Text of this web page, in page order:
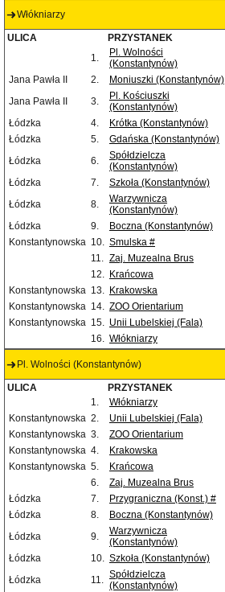
Włókniarzy
ULICA PRZYSTANEK
1.
Pl. Wolności
(Konstantynów)
Jana Pawła II 2. Moniuszki (Konstantynów)
Jana Pawła II
3.
Pl. Kościuszki
(Konstantynów)
Łódzka 4. Krótka (Konstantynów)
Łódzka
5. Gdańska (Konstantynów)
Łódzka
6.
Spółdzielcza
(Konstantynów)
Łódzka 7.
Szkoła (Konstantynów)
Łódzka
8.
Warzywnicza
(Konstantynów)
Łódzka 9. Boczna (Konstantynów)
Konstantynowska 10. Smulska #
11. Zaj. Muzealna Brus
12. Krańcowa
Konstantynowska 13. Krakowska
Konstantynowska 14. ZOO Orientarium
Konstantynowska 15. Unii Lubelskiej (Fala)
16. Włókniarzy
Pl. Wolności (Konstantynów)
ULICA PRZYSTANEK
1.
Włókniarzy
Konstantynowska 2. Unii Lubelskiej (Fala)
Konstantynowska 3. ZOO Orientarium
Konstantynowska 4. Krakowska
Konstantynowska 5. Krańcowa
6.
Zaj. Muzealna Brus
Łódzka
7. Przygraniczna (Konst.) #
Łódzka
8. Boczna (Konstantynów)
Łódzka
9.
Warzywnicza
(Konstantynów)
Łódzka 10. Szkoła (Konstantynów)
Łódzka
11. Spółdzielcza
(Konstantynów)